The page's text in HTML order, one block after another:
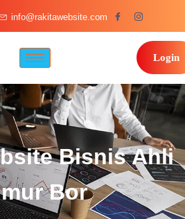
info@rakitawebsite.com
Login
Bisnis Ahli
Bor